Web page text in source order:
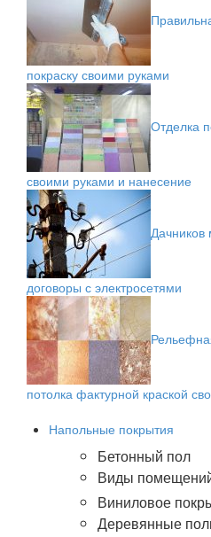
покраску своими руками
Отделка
своими руками и нанесение
Дачников
договоры с электросетями
потолка фактурной краской
Напольные покрытия
Бетонный пол
Виды
Виниловое
Деревянные